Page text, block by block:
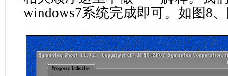
windows7系统完成即可。如图8